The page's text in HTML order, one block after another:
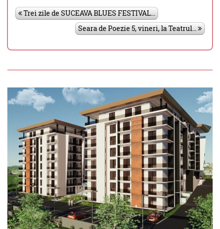
Trei zile de SUCEAVA BLUES FESTIVAL...
Seara de Poezie 5, vineri, la Teatrul...